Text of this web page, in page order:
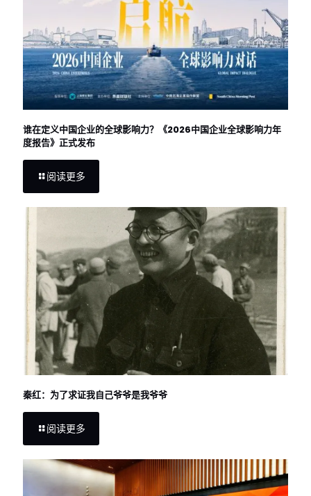
谁在定义中国企业的全球影响力？《2026中国企业全球影响力年
度报告》正式发布
阅读更多
秦红：为了求证我自己爷爷是我爷爷
阅读更多